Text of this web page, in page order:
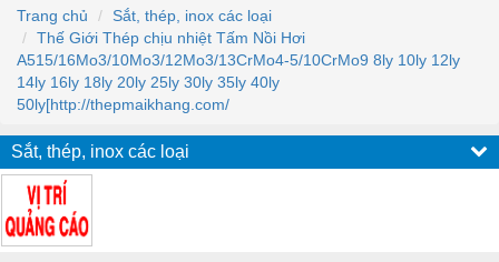
Trang chủ
Sắt, thép, inox các loại
Thế Giới Thép chịu nhiệt Tấm Nồi Hơi
A515/16Mo3/10Mo3/12Mo3/13CrMo4-5/10CrMo9 8ly 10ly 12ly
14ly 16ly 18ly 20ly 25ly 30ly 35ly 40ly
50ly[http://thepmaikhang.com/
Sắt, thép, inox các loại